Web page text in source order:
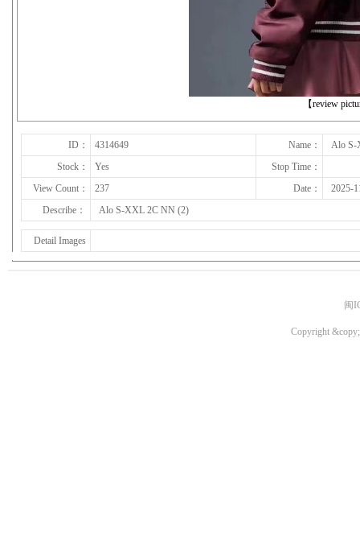
【review
ID： 4314649 Name：
Alo S-
Stock：
Yes
Stop Time：
View Count：
237 Date：
2025-
Describe：
Alo S-XXL 2C NN (2)
Detail Images
闽
Copyright